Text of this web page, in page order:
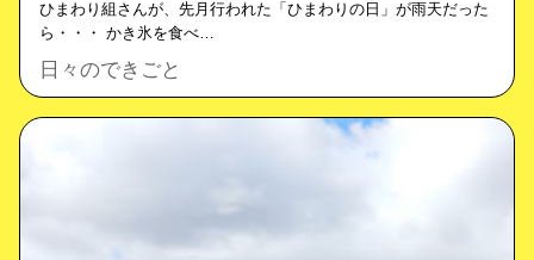
ひまわり組さんが、先月行われた「ひまわりの日」が雨天だった
ら・・・ かき氷を食べ…
日々のできごと